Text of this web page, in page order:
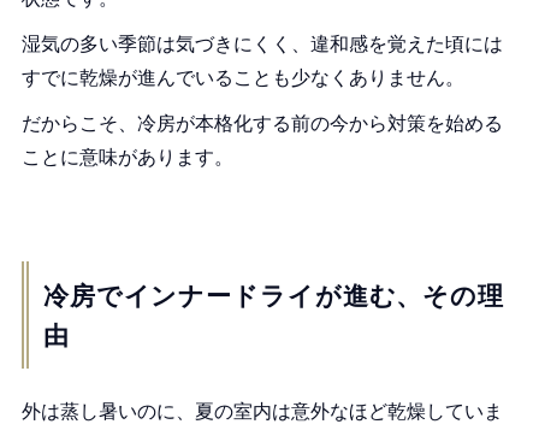
湿気の多い季節は気づきにくく、違和感を覚えた頃には
すでに乾燥が進んでいることも少なくありません。
だからこそ、冷房が本格化する前の今から対策を始める
ことに意味があります。
冷房でインナードライが進む、その理
由
外は蒸し暑いのに、夏の室内は意外なほど乾燥していま